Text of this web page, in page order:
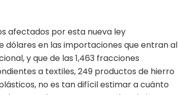
afectados por esta nueva ley
dólares en las importaciones que entran al
y que de las 1,463 fracciones
a textiles, 249 productos de hierro
no es tan difícil estimar a cuánto